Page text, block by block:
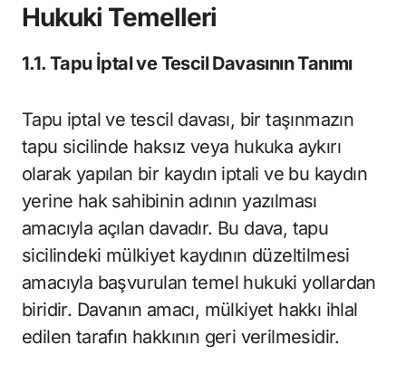
Hukuki Temelleri
1.1. Tapu İptal ve Tescil Davasının Tanımı
Tapu iptal ve tescil davası, bir taşınmazın
tapu sicilinde haksız veya hukuka aykırı
olarak yapılan bir kaydın iptali ve bu kaydın
yerine hak sahibinin adının yazılması
amacıyla açılan davadır. Bu dava, tapu
sicilindeki mülkiyet kaydının düzeltilmesi
amacıyla başvurulan temel hukuki yollardan
biridir. Davanın amacı, mülkiyet hakkı ihlal
edilen tarafın hakkının geri verilmesidir.